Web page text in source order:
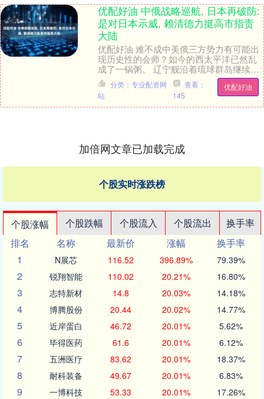
优配好油 中俄战略巡航, 日本再破防:
是对日本示威, 赖清德力挺高市指责
大陆
优配好油 难不成中美俄三方势力有可能出
现历史性的会师？如今的西太平洋已然乱
成了一锅粥。 辽宁舰沿着琉球群岛继续北
上，而美国的华盛顿号也于12月7日、12月
8日出....
优配好油
分类：专业配资网
站
查看：
145
加倍网文章已加载完成
个股实时涨跌榜
个股涨幅 个股跌幅 个股流入 个股流出
换手率
排名
名称 最新价 涨幅
换手率
1
N展芯 116.52 396.89% 79.39%
2 锐翔智能 110.02 20.21% 16.80%
3 志特新材 14.8 20.03% 14.18%
4 博腾股份 20.44 20.02% 14.77%
5 近岸蛋白 46.72 20.01% 5.62%
6 毕得医药 61.6 20.01% 6.12%
7 五洲医疗 83.62 20.01% 18.37%
8 耐科装备 49.67 20.01% 6.83%
9 一博科技 53.33 20.01% 17.26%